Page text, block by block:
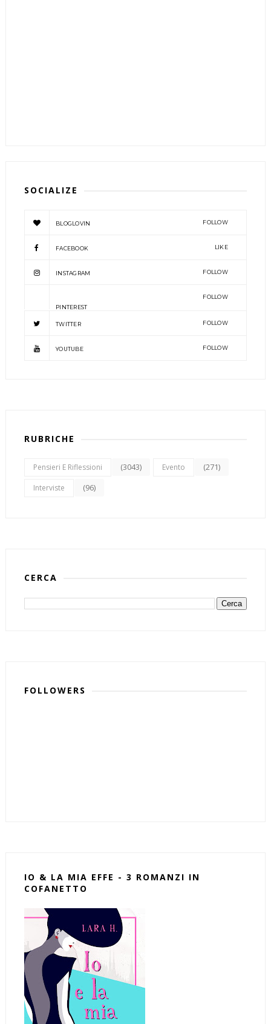
SOCIALIZE
BLOGLOVIN FOLLOW
FACEBOOK LIKE
INSTAGRAM FOLLOW
PINTEREST
FOLLOW
TWITTER FOLLOW
YOUTUBE FOLLOW
RUBRICHE
Pensieri E Riflessioni (3043) Evento (271)
Interviste (96)
CERCA
FOLLOWERS
IO & LA MIA EFFE - 3 ROMANZI IN
COFANETTO